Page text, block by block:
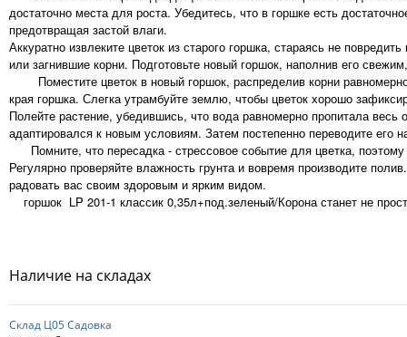
достаточно места для роста. Убедитесь, что в горшке есть
предотвращая застой влаги.
Аккуратно извлеките цветок из старого горшка, стараясь не
или загнившие корни. Подготовьте новый горшок, наполнив его
Поместите цветок в новый горшок, распределив корни
края горшка. Слегка утрамбуйте землю, чтобы цветок хорошо
Полейте растение, убедившись, что вода равномерно пропитала
адаптировался к новым условиям. Затем постепенно переводите его
Помните, что пересадка - стрессовое событие для цветка,
Регулярно проверяйте влажность грунта и вовремя производите
радовать вас своим здоровым и ярким видом.
горшок LP 201-1 классик 0,35л+под.зеленый/Корона станет не
Наличие на складах
Склад Ц05 Садовка